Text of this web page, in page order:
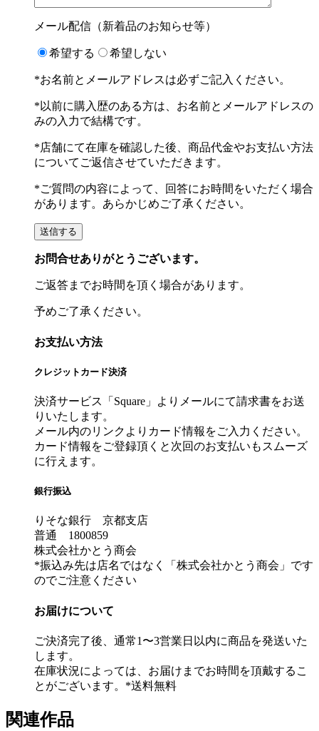
メール配信（新着品のお知らせ等）
希望する 希望しない
*お名前とメールアドレスは必ずご記入ください。
*以前に購入歴のある方は、お名前とメールアドレスの
みの入力で結構です。
*店舗にて在庫を確認した後、商品代金やお支払い方法
についてご返信させていただきます。
*ご質問の内容によって、回答にお時間をいただく場合
があります。あらかじめご了承ください。
お問合せありがとうございます。
ご返答までお時間を頂く場合があります。
予めご了承ください。
お支払い方法
クレジットカード決済
決済サービス「Square」よりメールにて請求書をお送
りいたします。
メール内のリンクよりカード情報をご入力ください。
カード情報をご登録頂くと次回のお支払いもスムーズ
に行えます。
銀行振込
りそな銀行 京都支店
普通 1800859
株式会社かとう商会
*振込み先は店名ではなく「株式会社かとう商会」です
のでご注意ください
お届けについて
ご決済完了後、通常1〜3営業日以内に商品を発送いた
します。
在庫状況によっては、お届けまでお時間を頂戴するこ
とがございます。*送料無料
関連作品